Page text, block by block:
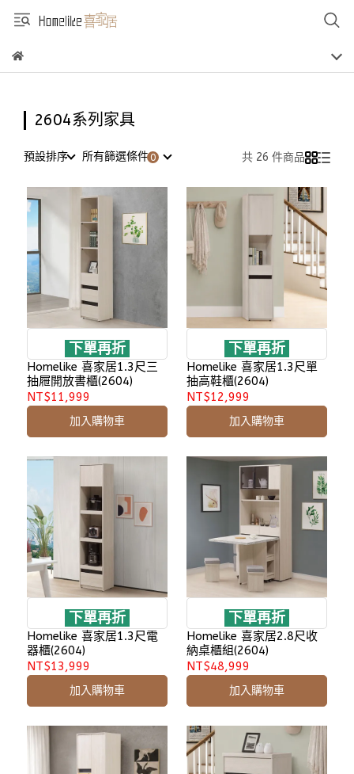
2604系列家具
預設排序 所有篩選條件 共 26 件商品
下單再折
Homelike 喜家居1.3尺三
抽屜開放書櫃(2604)
NT$11,999
加入購物車
下單再折
Homelike 喜家居1.3尺單
抽高鞋櫃(2604)
NT$12,999
加入購物車
下單再折
Homelike 喜家居1.3尺電
器櫃(2604)
NT$13,999
加入購物車
下單再折
Homelike 喜家居2.8尺收
納桌櫃組(2604)
NT$48,999
加入購物車